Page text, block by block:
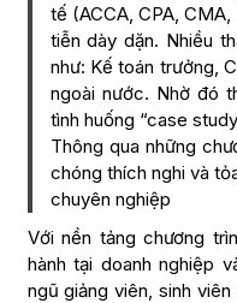
tế (ACCA, CPA,
tiễn dày dặn. Nhiều
như: Kế toán trưởng,
ngoài nước. Nhờ đó
tình huống “case
Thông qua những
chóng thích nghi và
chuyên nghiệp
Với nền tảng chương
hành tại doanh nghiệp
ngũ giảng viên, sinh